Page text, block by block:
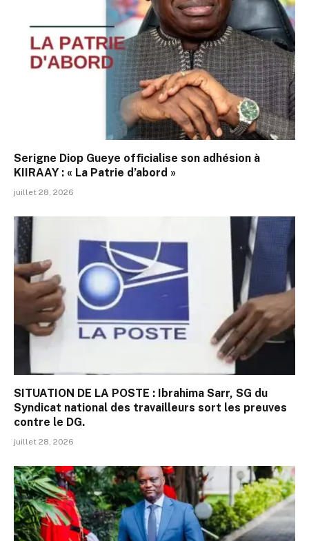
Serigne Diop Gueye officialise son adhésion à
KIIRAAY : « La Patrie d’abord »
juillet 28, 2026
SITUATION DE LA POSTE : Ibrahima Sarr, SG du
Syndicat national des travailleurs sort les preuves
contre le DG.
juillet 28, 2026